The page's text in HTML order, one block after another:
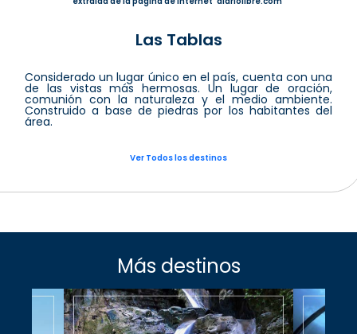
Las Tablas
Considerado un lugar único en el país, cuenta con una
de las vistas más hermosas. Un lugar de oración,
comunión con la naturaleza y el medio ambiente.
Construido a base de piedras por los habitantes del
área.
Ver Todos los destinos
Más destinos